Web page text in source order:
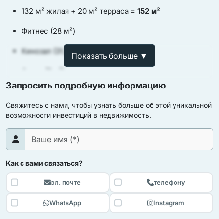
132 м² жилая + 20 м² терраса = 152 м²
Фитнес (28 м²)
Кинозал (31,7 м²)
Хамам
Комната отдыха (14,5 м²)
Бар
Ванная и кухня
Цокольный этаж
240 м² жилая + 118 м² терраса =358 м²
Гостиная (73 м²)
Показать больше ▼
Запросить подробную информацию
Свяжитесь с нами, чтобы узнать больше об этой уникальной
возможности инвестиций в недвижимость.
Как с вами связаться?
эл. почте телефону
WhatsApp Instagram